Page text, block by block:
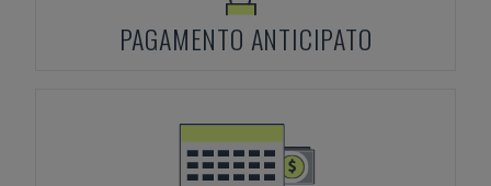
PAGAMENTO ANTICIPATO